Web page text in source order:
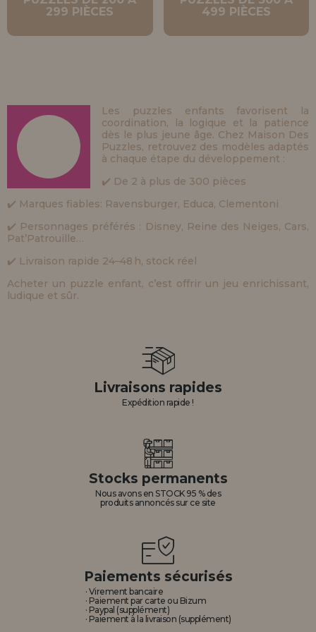
LIQUIDATIONS
Je veux m'enregistrer en tant que
nouveau client
NOUVEAU CLIENT
Je veux m'enregistrer en tant que
nouveau distributeur
vendre nos produits dans votre entreprise ? Inscrivez-vous en tant
que distributeur et découvrez nos conditions de vente avec des
remises spéciales pour la distribution.
ENREGISTREMENT DISTRIBUTEUR
299 PIÈCES
499 PIÈCES
Les puzzles enfants favorisent la
coordination, la logique et la patience
dès le plus jeune âge. Chez Maison Des
Puzzles, retrouvez des modèles adaptés
à chaque étape du développement :
✔️ De 2 à plus de 300 pièces
✔️ Marques fiables: Ravensburger, Educa, Clementoni
✔️ Personnages préférés : Disney, Reine des Neiges, Cars,
Pat’Patrouille…
✔️ Livraison rapide 24–48 h, stock réel
Acheter un puzzle enfant, c’est offrir un jeu enrichissant,
ludique et sûr.
Livraisons rapides
Expédition rapide !
Stocks permanents
Nous avons en STOCK 95 % des
produits annoncés sur ce site
Paiements sécurisés
· Virement bancaire
· Paiement par carte ou Bizum
· Paypal (supplément)
· Paiement à la livraison (supplément)